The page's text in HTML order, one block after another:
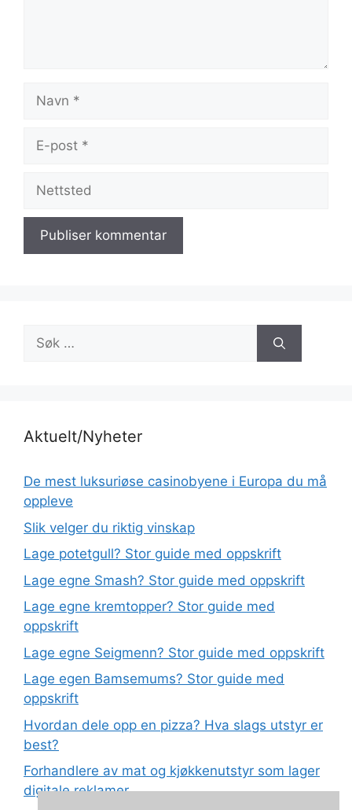
Navn
Nettsted
Søk
etter:
Aktuelt/Nyheter
De mest luksuriøse casinobyene i Europa du må
oppleve
Slik velger du riktig vinskap
Lage potetgull? Stor guide med oppskrift
Lage egne Smash? Stor guide med oppskrift
Lage egne kremtopper? Stor guide med
oppskrift
Lage egne Seigmenn? Stor guide med oppskrift
Lage egen Bamsemums? Stor guide med
oppskrift
Hvordan dele opp en pizza? Hva slags utstyr er
best?
Forhandlere av mat og kjøkkenutstyr som lager
digitale reklamer